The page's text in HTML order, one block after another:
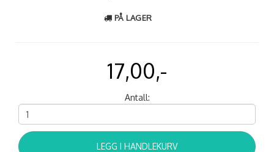
PÅ LAGER
17,00,-
Antall:
LEGG I HANDLEKURV